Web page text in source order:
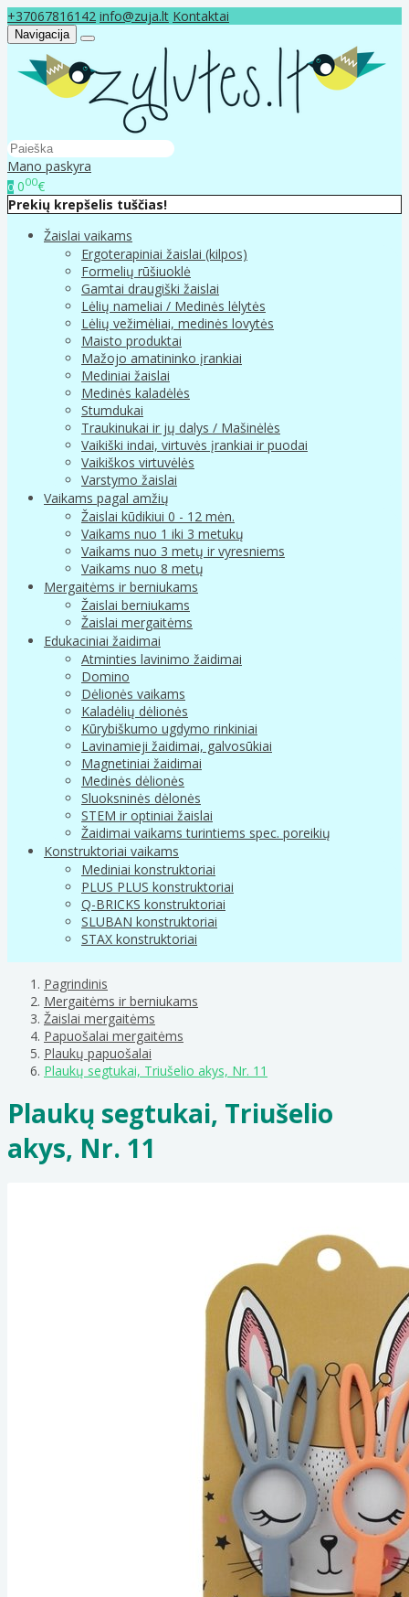
+37067816142 info@zuja.lt Kontaktai
Navigacija
Mano paskyra
0 000€
Prekių krepšelis tuščias!
Žaislai vaikams
Ergoterapiniai žaislai (kilpos)
Formelių rūšiuoklė
Gamtai draugiški žaislai
Lėlių nameliai / Medinės lėlytės
Lėlių vežimėliai, medinės lovytės
Maisto produktai
Mažojo amatininko įrankiai
Mediniai žaislai
Medinės kaladėlės
Stumdukai
Traukinukai ir jų dalys / Mašinėlės
Vaikiški indai, virtuvės įrankiai ir puodai
Vaikiškos virtuvėlės
Varstymo žaislai
Vaikams pagal amžių
Žaislai kūdikiui 0 - 12 mėn.
Vaikams nuo 1 iki 3 metukų
Vaikams nuo 3 metų ir vyresniems
Vaikams nuo 8 metų
Mergaitėms ir berniukams
Žaislai berniukams
Žaislai mergaitėms
Edukaciniai žaidimai
Atminties lavinimo žaidimai
Domino
Dėlionės vaikams
Kaladėlių dėlionės
Kūrybiškumo ugdymo rinkiniai
Lavinamieji žaidimai, galvosūkiai
Magnetiniai žaidimai
Medinės dėlionės
Sluoksninės dėlonės
STEM ir optiniai žaislai
Žaidimai vaikams turintiems spec. poreikių
Konstruktoriai vaikams
Mediniai konstruktoriai
PLUS PLUS konstruktoriai
Q-BRICKS konstruktoriai
SLUBAN konstruktoriai
STAX konstruktoriai
Pagrindinis
Mergaitėms ir berniukams
Žaislai mergaitėms
Papuošalai mergaitėms
Plaukų papuošalai
Plaukų segtukai, Triušelio akys, Nr. 11
Plaukų segtukai, Triušelio
akys, Nr. 11